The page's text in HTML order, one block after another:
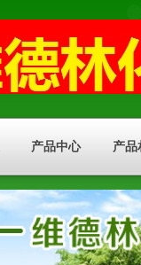
产品中心 产品